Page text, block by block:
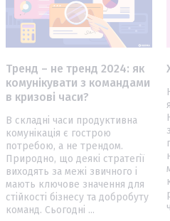
Тренд – не тренд 2024: як
комунікувати з командами
в кризові часи?
В складні часи продуктивна
комунікація є гострою
потребою, а не трендом.
Природно, що деякі стратегії
виходять за межі звичного і
мають ключове значення для
стійкості бізнесу та добробуту
команд. Cьогодні ...